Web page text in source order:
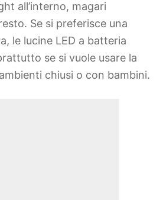
all’interno, magari
Se si preferisce una
le lucine LED a batteria
se si vuole usare la
chiusi o con bambini.